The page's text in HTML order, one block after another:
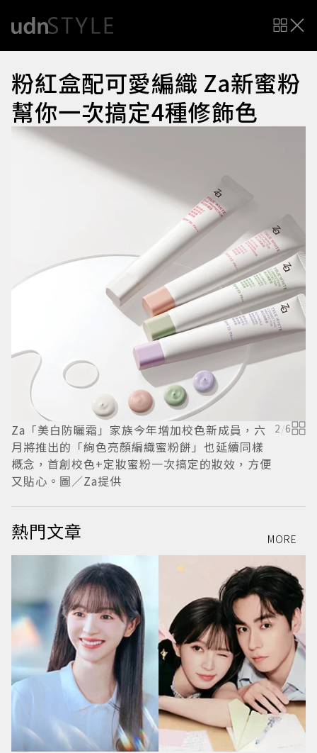
粉紅盒配可愛編織 Za新蜜粉
幫你一次搞定4種修飾色
Za「美白防曬霜」家族今年增加校色新成員，六
月將推出的「絢色亮顏編織蜜粉餅」也延續同樣
概念，首創校色+定妝蜜粉一次搞定的妝效，方便
又貼心。圖／Za提供
2/6
熱門文章 MORE